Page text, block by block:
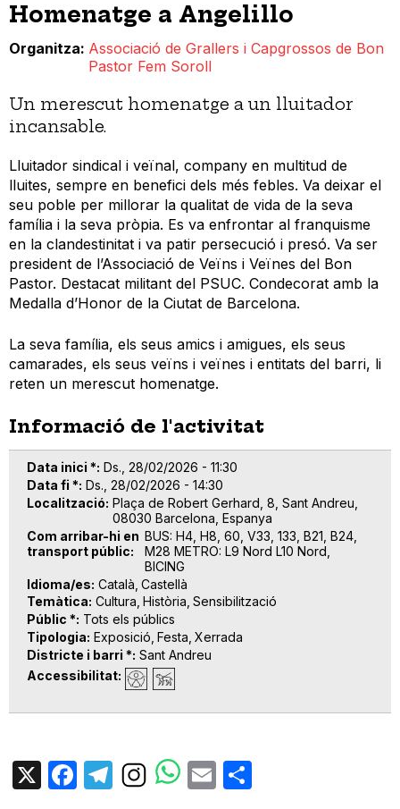
Homenatge a Angelillo
Organitza Associació de Grallers i Capgrossos de Bon
Pastor Fem Soroll
Un merescut homenatge a un lluitador
incansable.
Lluitador sindical i veïnal, company en multitud de
lluites, sempre en benefici dels més febles. Va deixar el
seu poble per millorar la qualitat de vida de la seva
família i la seva pròpia. Es va enfrontar al franquisme
en la clandestinitat i va patir persecució i presó. Va ser
president de l’Associació de Veïns i Veïnes del Bon
Pastor. Destacat militant del PSUC. Condecorat amb la
Medalla d’Honor de la Ciutat de Barcelona.
La seva família, els seus amics i amigues, els seus
camarades, els seus veïns i veïnes i entitats del barri, li
reten un merescut homenatge.
Informació de l'activitat
Data inici *
Ds., 28/02/2026 - 11:30
Data fi * Ds., 28/02/2026 - 14:30
Localització Plaça de Robert Gerhard, 8, Sant Andreu,
08030 Barcelona, Espanya
Com arribar-hi en
transport públic
BUS: H4, H8, 60, V33, 133, B21, B24,
M28 METRO: L9 Nord L10 Nord,
BICING
Idioma/es Català Castellà
Temàtica Cultura Història Sensibilització
Públic * Tots els públics
Tipologia Exposició Festa Xerrada
Districte i barri * Sant Andreu
Accessibilitat
X Facebook
TelegramEmail